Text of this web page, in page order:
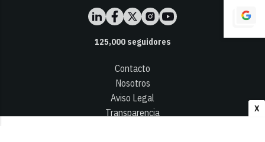
X
125,000seguidores
Contacto
Nosotros
Aviso Legal
Transparencia